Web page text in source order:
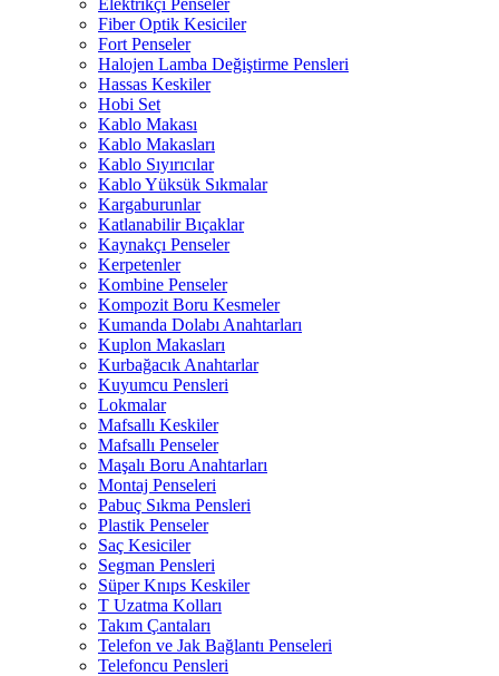
Elektrikçi Penseler
Fiber Optik Kesiciler
Fort Penseler
Halojen Lamba Değiştirme Pensleri
Hassas Keskiler
Hobi Set
Kablo Makası
Kablo Makasları
Kablo Sıyırıcılar
Kablo Yüksük Sıkmalar
Kargaburunlar
Katlanabilir Bıçaklar
Kaynakçı Penseler
Kerpetenler
Kombine Penseler
Kompozit Boru Kesmeler
Kumanda Dolabı Anahtarları
Kuplon Makasları
Kurbağacık Anahtarlar
Kuyumcu Pensleri
Lokmalar
Mafsallı Keskiler
Mafsallı Penseler
Maşalı Boru Anahtarları
Montaj Penseleri
Pabuç Sıkma Pensleri
Plastik Penseler
Saç Kesiciler
Segman Pensleri
Süper Knıps Keskiler
T Uzatma Kolları
Takım Çantaları
Telefon ve Jak Bağlantı Penseleri
Telefoncu Pensleri